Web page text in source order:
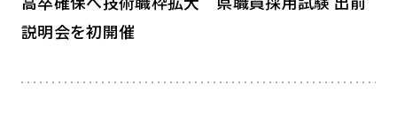
説明会を初開催